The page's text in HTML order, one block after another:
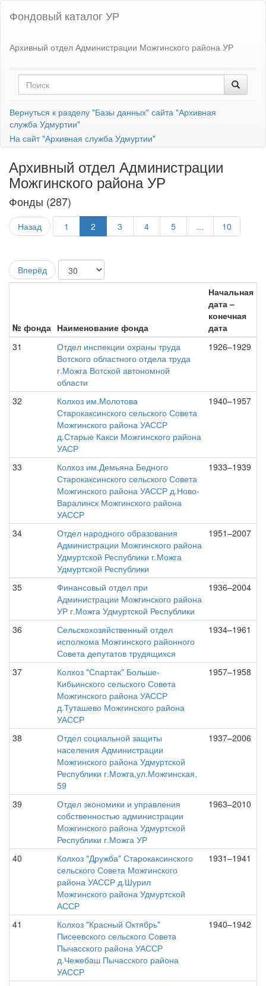
Фондовый каталог УР
Архивный отдел Администрации Можгинского района УР
Вернуться к разделу "Базы данных" сайта "Архивная
служба Удмуртии"
На сайт "Архивная служба Удмуртии"
Архивный отдел Администрации
Можгинского района УР
Фонды (287)
Назад 1 2 3 4 5 ... 10
Вперёд
№ фонда Наименование фонда
Начальная
дата –
конечная
дата
31
Отдел инспекции охраны труда
Вотского областного отдела труда
г.Можга Вотской автономной
области
1926–1929
32
Колхоз им.Молотова
Старокаксинского сельского Совета
Можгинского района УАССР
д.Старые Какси Можгинского района
УАСР
1940–1957
33
Колхоз им.Демьяна Бедного
Старокаксинского сельского Совета
Можгинского района УАССР д.Ново-
Варалинск Можгинского района
УАССР
1933–1939
34
Отдел народного образования
Администрации Можгинского района
Удмуртской Республики г.Можга
Удмуртской Республики
1951–2007
35
Финансовый отдел при
Администрации Можгинского района
УР г.Можга Удмуртской Республики
1936–2004
36
Сельскохозяйственный отдел
исполкома Можгинского районного
Совета депутатов трудящихся
1934–1961
37
Колхоз "Спартак" Больше-
Кибьинского сельского Совета
Можгинского района УАССР
д.Туташево Можгинского района
УАССР
1957–1958
38
Отдел социальной защиты
населения Администрации
Можгинского района Удмуртской
Республики г.Можга,ул.Можгинская,
59
1937–2006
39
Отдел экономики и управления
собственностью администрации
Можгинского района Удмуртской
Республики г.Можга УР
1963–2010
40
Колхоз "Дружба" Старокаксинского
сельского Совета Можгинского
района УАССР д.Шурил
Можгинского района Удмуртской
АССР
1931–1941
41
Колхоз "Красный Октябрь"
Писеевского сельского Совета
Пычасского района УАССР
д.Чежебаш Пычасского района
УАССР
1940–1942